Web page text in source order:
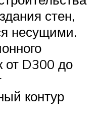
стен,
несущими.
от D300 до
контур